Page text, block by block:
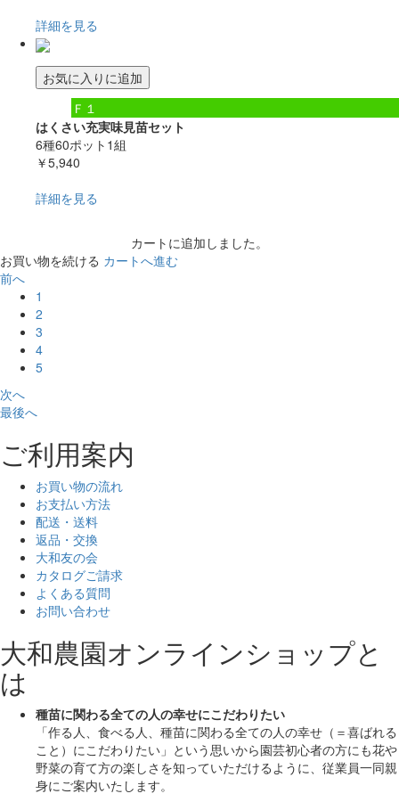
詳細を見る
お気に入りに追加
Ｆ１
はくさい充実味見苗セット
6種60ポット1組
￥5,940
詳細を見る
カートに追加しました。
お買い物を続ける カートへ進む
前へ
1
2
3
4
5
次へ
最後へ
ご利用案内
お買い物の流れ
お支払い方法
配送・送料
返品・交換
大和友の会
カタログご請求
よくある質問
お問い合わせ
大和農園オンラインショップと
は
種苗に関わる全ての人の幸せにこだわりたい
「作る人、食べる人、種苗に関わる全ての人の幸せ（＝喜ばれる
こと）にこだわりたい」 という思いから園芸初心者の方にも花や
野菜の育て方の楽しさを知っていただけるように、従業員一同親
身にご案内いたします。